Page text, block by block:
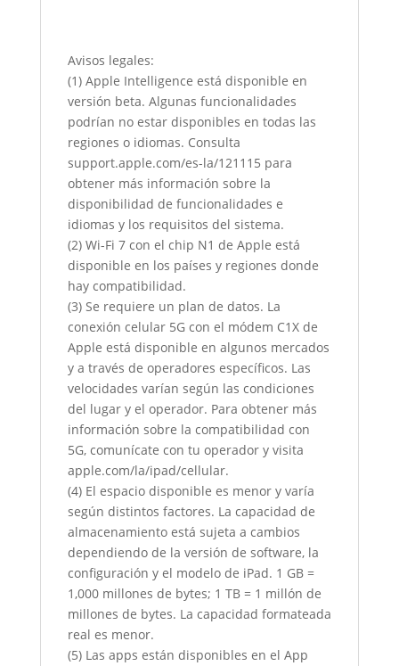
Avisos legales:
(1) Apple Intelligence está disponible en
versión beta. Algunas funcionalidades
podrían no estar disponibles en todas las
regiones o idiomas. Consulta
support.apple.com/es-la/121115 para
obtener más información sobre la
disponibilidad de funcionalidades e
idiomas y los requisitos del sistema.
(2) Wi-Fi 7 con el chip N1 de Apple está
disponible en los países y regiones donde
hay compatibilidad.
(3) Se requiere un plan de datos. La
conexión celular 5G con el módem C1X de
Apple está disponible en algunos mercados
y a través de operadores específicos. Las
velocidades varían según las condiciones
del lugar y el operador. Para obtener más
información sobre la compatibilidad con
5G, comunícate con tu operador y visita
apple.com/la/ipad/cellular.
(4) El espacio disponible es menor y varía
según distintos factores. La capacidad de
almacenamiento está sujeta a cambios
dependiendo de la versión de software, la
configuración y el modelo de iPad. 1 GB =
1,000 millones de bytes; 1 TB = 1 millón de
millones de bytes. La capacidad formateada
real es menor.
(5) Las apps están disponibles en el App